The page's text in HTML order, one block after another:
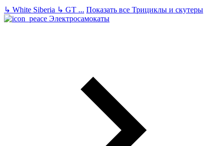
↳ White Siberia ↳ GT ... Показать все Трициклы и скутеры
Электросамокаты